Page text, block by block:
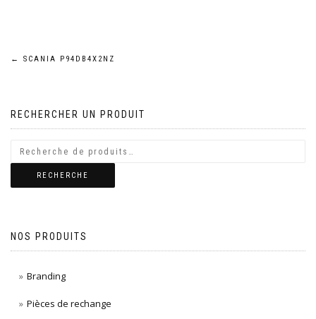
Navigation
l’article
← SCANIA P94DB4X2NZ
RECHERCHER UN PRODUIT
RECHERCHE
NOS PRODUITS
Branding
Pièces de rechange